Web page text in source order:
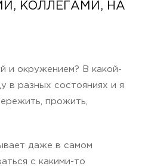
КОЛЛЕГАМИ, НА
и окружением? В какой-
в разных состояниях и я
прожить,
даже в самом
с какими-то